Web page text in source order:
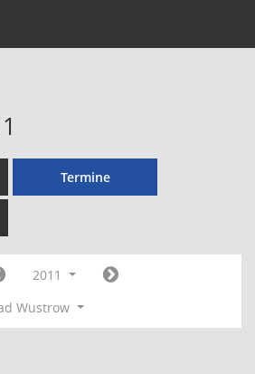
Termine
2011
Wustrow